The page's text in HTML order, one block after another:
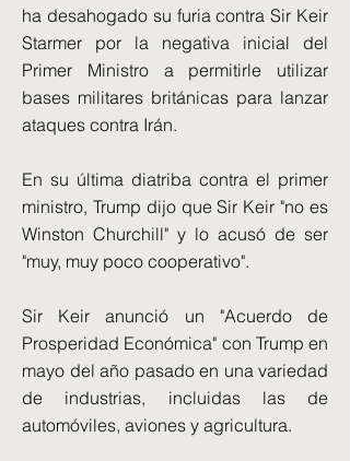
ha desahogado su furia contra Sir Keir
Starmer por la negativa inicial del
Primer Ministro a permitirle utilizar
bases militares británicas para lanzar
ataques contra Irán.
En su última diatriba contra el primer
ministro, Trump dijo que Sir Keir "no es
Winston Churchill" y lo acusó de ser
"muy, muy poco cooperativo".
Sir Keir anunció un "Acuerdo de
Prosperidad Económica" con Trump en
mayo del año pasado en una variedad
de industrias, incluidas las de
automóviles, aviones y agricultura.